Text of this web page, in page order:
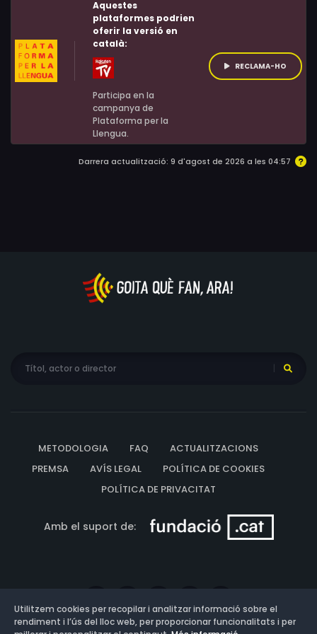
Aquestes
plataformes podrien
oferir la versió en
català:
Participa en la
campanya de
Plataforma per la
Llengua.
RECLAMA-HO
Darrera actualització: 9 d'agost de 2026 a les 04:57
METODOLOGIA FAQ
ACTUALITZACIONS
PREMSA
AVÍS LEGAL
POLÍTICA DE COOKIES
POLÍTICA DE PRIVACITAT
Amb el suport de:
Utilitzem cookies per recopilar i analitzar informació sobre el
rendiment i l’ús del lloc web, per proporcionar funcionalitats i per